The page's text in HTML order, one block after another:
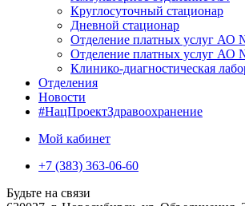
Круглосуточный стационар
Дневной стационар
Отделение платных услуг АО
Отделение платных услуг АО
Клинико-диагностическая
Отделения
Новости
#НацПроектЗдравоохранение
Мой кабинет
+7 (383) 363-06-60
Будьте на связи